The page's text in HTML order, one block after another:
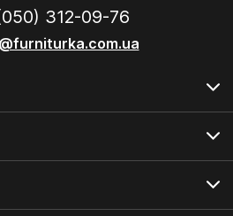
312-09-76